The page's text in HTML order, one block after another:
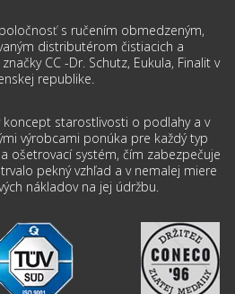
spoločnosť s ručením obmedzeným,
distributérom čistiacich a
CC -Dr. Schutz, Eukula, Finalit v
republike.
koncept starostlivosti o podlahy a v
výrobcami ponúka pre každý typ
ošetrovací systém, čím zabezpečuje
pekný vzhľad a v nemalej miere
nákladov na jej údržbu.